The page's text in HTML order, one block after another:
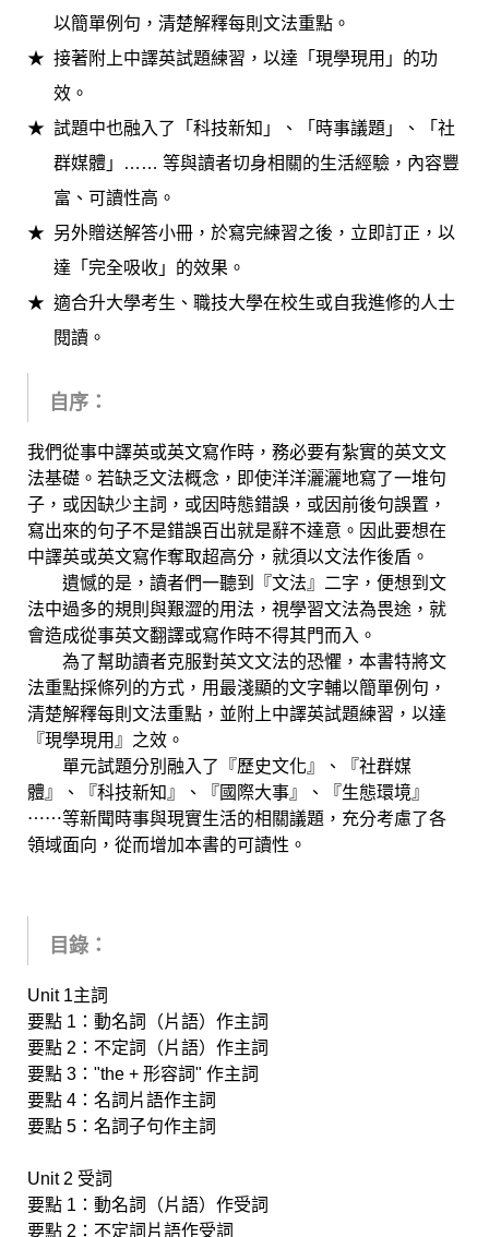
以簡單例句，清楚解釋每則文法重點。
接著附上中譯英試題練習，以達「現學現用」的功
效。
試題中也融入了「科技新知」、「時事議題」、「社
群媒體」…… 等與讀者切身相關的生活經驗，內容豐
富、可讀性高。
另外贈送解答小冊，於寫完練習之後，立即訂正，以
達「完全吸收」的效果。
適合升大學考生、職技大學在校生或自我進修的人士
閱讀。
自序：
我們從事中譯英或英文寫作時，務必要有紮實的英文文
法基礎。若缺乏文法概念，即使洋洋灑灑地寫了一堆句
子，或因缺少主詞，或因時態錯誤，或因前後句誤置，
寫出來的句子不是錯誤百出就是辭不達意。因此要想在
中譯英或英文寫作奪取超高分，就須以文法作後盾。
遺憾的是，讀者們一聽到『文法』二字，便想到文
法中過多的規則與艱澀的用法，視學習文法為畏途，就
會造成從事英文翻譯或寫作時不得其門而入。
為了幫助讀者克服對英文文法的恐懼，本書特將文
法重點採條列的方式，用最淺顯的文字輔以簡單例句，
清楚解釋每則文法重點，並附上中譯英試題練習，以達
『現學現用』之效。
單元試題分別融入了『歷史文化』、『社群媒
體』、『科技新知』、『國際大事』、『生態環境』
⋯⋯等新聞時事與現實生活的相關議題，充分考慮了各
領域面向，從而增加本書的可讀性。
目錄：
Unit 1主詞
要點 1：動名詞（片語）作主詞
要點 2：不定詞（片語）作主詞
要點 3："the + 形容詞" 作主詞
要點 4：名詞片語作主詞
要點 5：名詞子句作主詞
Unit 2 受詞
要點 1：動名詞（片語）作受詞
要點 2：不定詞片語作受詞